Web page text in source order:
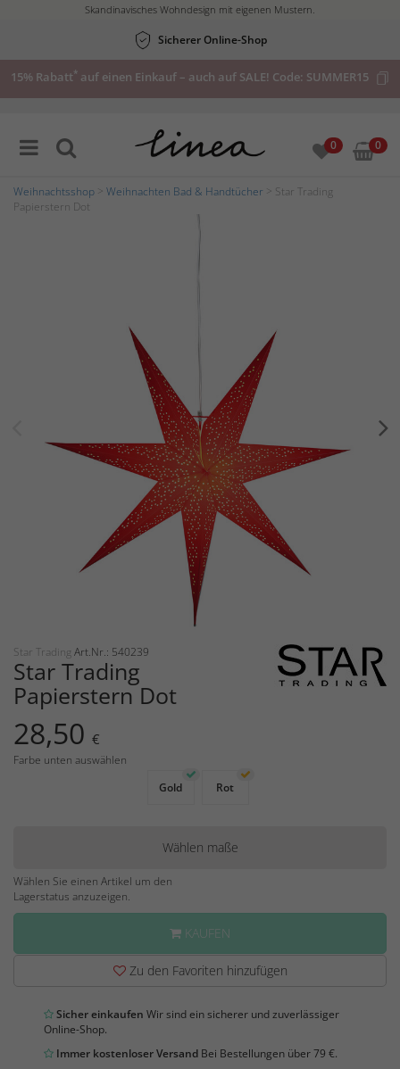
Skandinavisches Wohndesign mit eigenen Mustern.
Sicherer Online-Shop
15% Rabatt* auf einen Einkauf – auch auf SALE! Code: SUMMER15
0 0
Weihnachtsshop Weihnachten Bad & Handtücher > Star Trading
Papierstern Dot
Star Trading Art.Nr.: 540239
Star Trading
Papierstern Dot
28,50 €
Farbe unten auswählen
Gold
Rot
Wählen maße
Wählen Sie einen Artikel um den
Lagerstatus anzuzeigen.
KAUFEN
Zu den Favoriten hinzufügen
Sicher einkaufen Wir sind ein sicherer und zuverlässiger
Online-Shop.
Immer kostenloser Versand Bei Bestellungen über 79 €.